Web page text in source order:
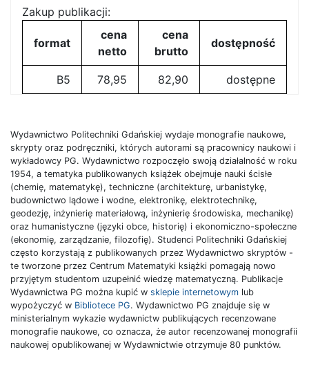
Zakup publikacji:
format
cena
netto
cena
brutto
dostępność
B5 78,95 82,90 dostępne
Wydawnictwo Politechniki Gdańskiej wydaje monografie naukowe,
skrypty oraz podręczniki, których autorami są pracownicy naukowi i
wykładowcy PG. Wydawnictwo rozpoczęło swoją działalność w roku
1954, a tematyka publikowanych książek obejmuje nauki ścisłe
(chemię, matematykę), techniczne (architekturę, urbanistykę,
budownictwo lądowe i wodne, elektronikę, elektrotechnikę,
geodezję, inżynierię materiałową, inżynierię środowiska, mechanikę)
oraz humanistyczne (języki obce, historię) i ekonomiczno-społeczne
(ekonomię, zarządzanie, filozofię). Studenci Politechniki Gdańskiej
często korzystają z publikowanych przez Wydawnictwo skryptów -
te tworzone przez Centrum Matematyki książki pomagają nowo
przyjętym studentom uzupełnić wiedzę matematyczną. Publikacje
Wydawnictwa PG można kupić w sklepie internetowym lub
wypożyczyć w Bibliotece PG. Wydawnictwo PG znajduje się w
ministerialnym wykazie wydawnictw publikujących recenzowane
monografie naukowe, co oznacza, że autor recenzowanej monografii
naukowej opublikowanej w Wydawnictwie otrzymuje 80 punktów.